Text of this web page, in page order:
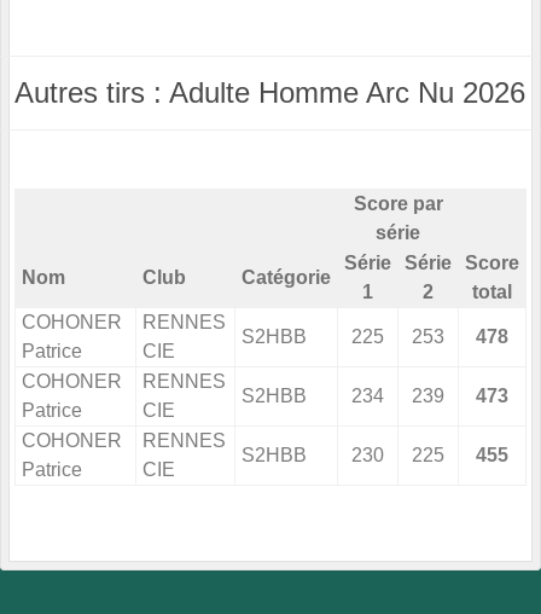
Autres tirs : Adulte Homme Arc Nu 2026
Score par
série
Nom Club Catégorie
Série
1
Série
2
Score
total
COHONER
Patrice
RENNES
CIE
S2HBB 225 253 478
COHONER
Patrice
RENNES
CIE
S2HBB 234 239 473
COHONER
Patrice
RENNES
CIE
S2HBB 230 225 455